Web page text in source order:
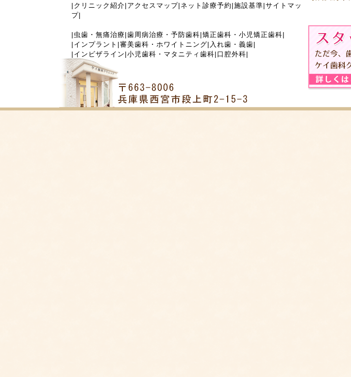
|クリニック紹介|アクセスマップ|ネット診療予約|施設基準|サイトマッ
プ|
|虫歯・無痛治療|歯周病治療・予防歯科|矯正歯科・小児矯正歯科|
|インプラント |審美歯科・ホワイトニング| 入れ歯・義歯|
|インビザライン|小児歯科・マタニティ歯科|口腔外科|